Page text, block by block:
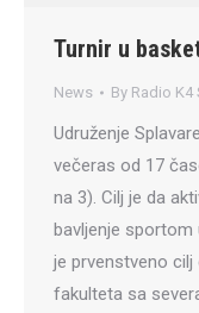
Turnir u
News By Radio K4
Udruženje
večeras od 17
na 3). Cilj je da
bavljenje sportom
je prvenstveno
fakulteta sa